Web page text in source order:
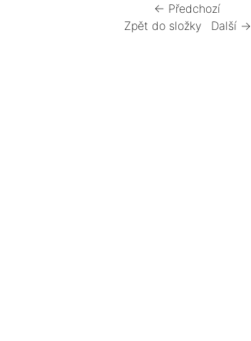
← Předchozí
Zpět do složky
Další →